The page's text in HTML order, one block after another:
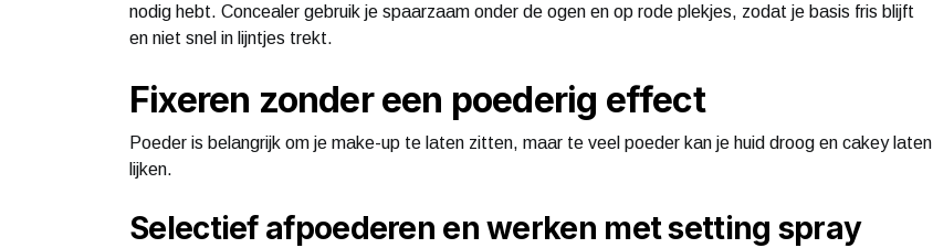
nodig hebt. Concealer gebruik je spaarzaam onder de ogen en op rode plekjes, zodat je basis fris blijft
en niet snel in lijntjes trekt.
Fixeren zonder een poederig effect
Poeder is belangrijk om je make-up te laten zitten, maar te veel poeder kan je huid droog en cakey laten
lijken.
Selectief afpoederen en werken met setting spray